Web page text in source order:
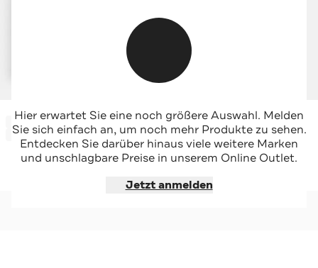
CINQUE
Strickjacke 'Cizibao' schwarz
-53%*
Sale
Jetzt shoppen
CINQUE
Strickjacke 'Cinupio' grüngrau
-57%*
Sale
Jetzt shoppen
Hier erwartet Sie eine noch größere Auswahl. Melden
Sie sich einfach an, um noch mehr Produkte zu sehen.
Entdecken Sie darüber hinaus viele weitere Marken
und unschlagbare Preise in unserem Online Outlet.
Jetzt anmelden